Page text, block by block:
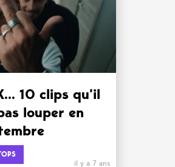
10 clips qu’il
louper en
il y a 7 ans